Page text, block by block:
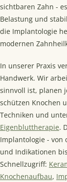
sichtbaren Zahn -
Belastung und
die Implantologie
modernen
In unserer Praxis
Handwerk. Wir
sinnvoll ist, planen
schützen Knochen
Techniken und
Eigenbluttherapie.
Implantologie -
und Indikationen
Schnellzugriff:
Knochenaufbau,